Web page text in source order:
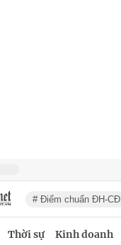
# Điểm chuẩn ĐH-CĐ
Thời sự Kinh doanh